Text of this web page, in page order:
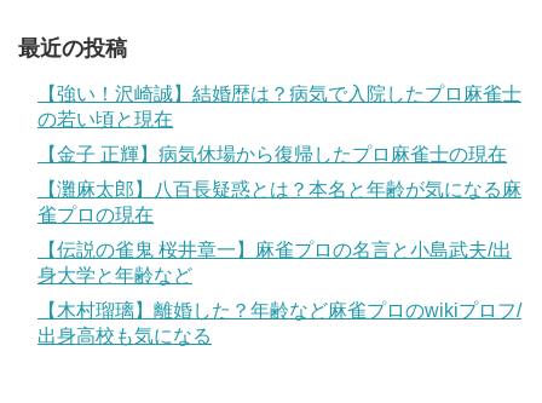
最近の投稿
【強い！沢崎誠】結婚歴は？病気で入院したプロ麻雀士
の若い頃と現在
【金子 正輝】病気休場から復帰したプロ麻雀士の現在
【灘麻太郎】八百長疑惑とは？本名と年齢が気になる麻
雀プロの現在
【伝説の雀鬼 桜井章一】麻雀プロの名言と小島武夫/出
身大学と年齢など
【木村瑠璃】離婚した？年齢など麻雀プロのwikiプロフ/
出身高校も気になる